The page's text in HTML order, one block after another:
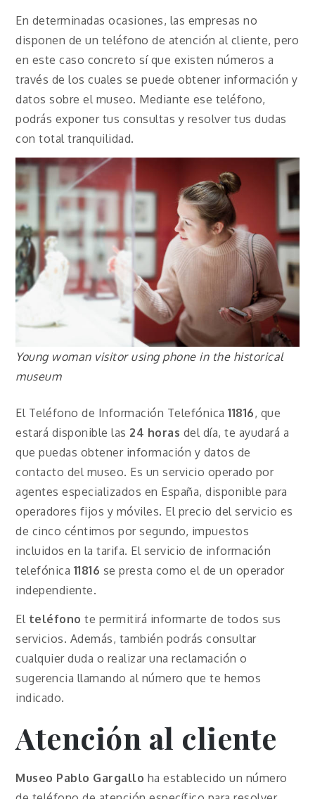
En determinadas ocasiones, las empresas no
disponen de un teléfono de atención al cliente, pero
en este caso concreto sí que existen números a
través de los cuales se puede obtener información y
datos sobre el museo. Mediante ese teléfono,
podrás exponer tus consultas y resolver tus dudas
con total tranquilidad.
Young woman visitor using phone in the historical
museum
El Teléfono de Información Telefónica11816, que
estará disponible las 24 horas del día, te ayudará a
que puedas obtener información y datos de
contacto del museo. Es un servicio operado por
agentes especializados en España, disponible para
operadores fijos y móviles. El precio del servicio es
de cinco céntimos por segundo, impuestos
incluidos en la tarifa. El servicio de información
telefónica 11816 se presta como el de un operador
independiente.
El teléfono te permitirá informarte de todos sus
servicios. Además, también podrás consultar
cualquier duda o realizar una reclamación o
sugerencia llamando al número que te hemos
indicado.
Atención al cliente
Museo Pablo Gargallo ha establecido un número